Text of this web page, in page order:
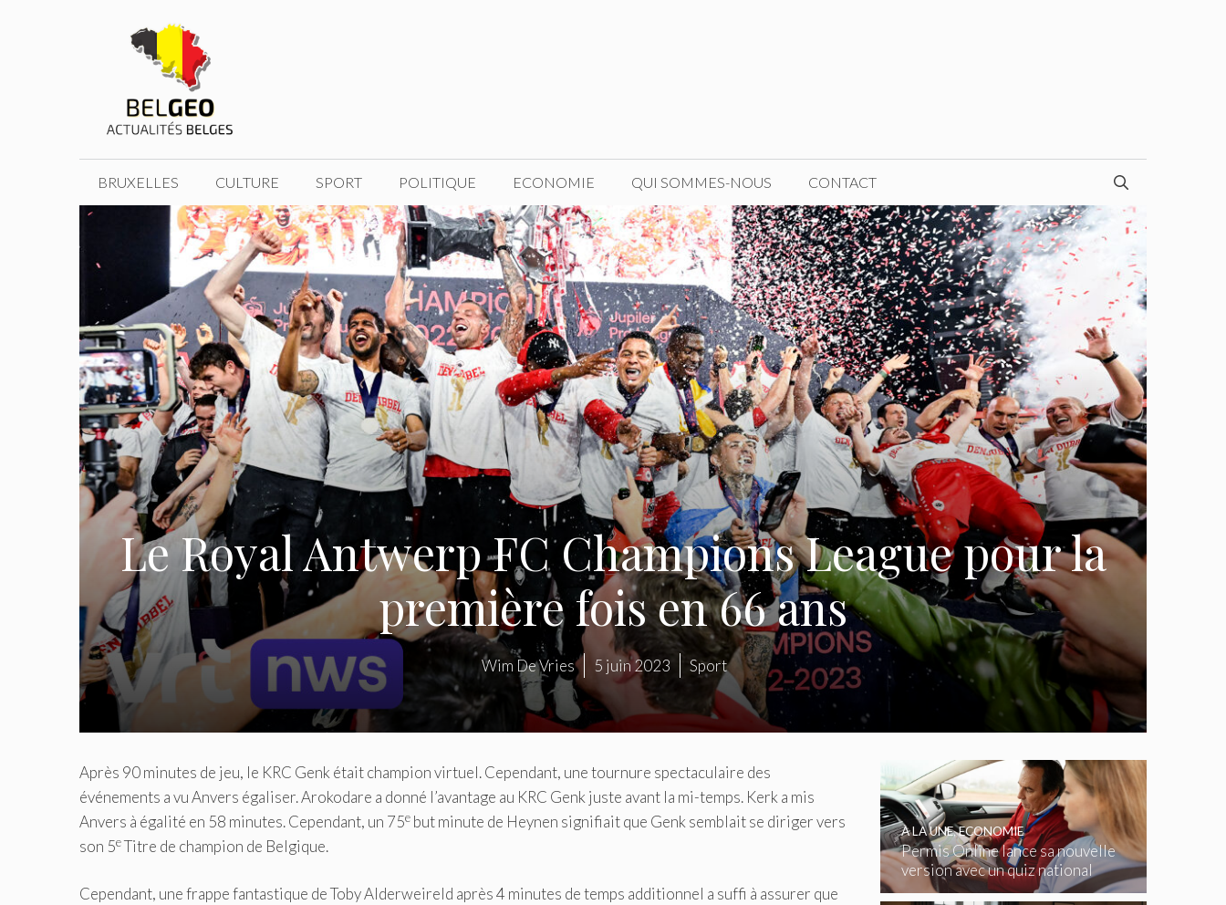
BRUXELLES CULTURE SPORT POLITIQUE ECONOMIE QUI SOMMES-NOUS CONTACT
Le Royal Antwerp FC Champions League pour la
première fois en 66 ans
Wim De Vries 5 juin 2023 Sport
Après 90 minutes de jeu, le KRC Genk était champion virtuel. Cependant, une tournure spectaculaire des
événements a vu Anvers égaliser. Arokodare a donné l’avantage au KRC Genk juste avant la mi-temps. Kerk a mis
Anvers à égalité en 58 minutes. Cependant, un 75e but minute de Heynen signifiait que Genk semblait se diriger vers
son 5eTitre de champion de Belgique.
Cependant, une frappe fantastique de Toby Alderweireld après 4 minutes de temps additionnel a suffi à assurer que
Permis Online lance sa nouvelle
version avec un quiz national
gratuit
À LA UNE,ECONOMIE